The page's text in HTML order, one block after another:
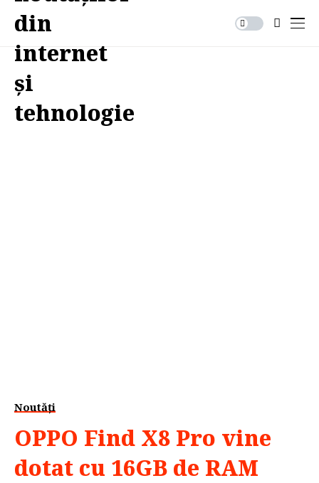
Noutăți
OPPO Find X8 Pro vine
dotat cu 16GB de RAM